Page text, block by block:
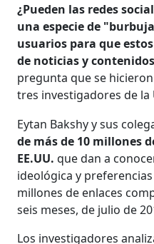
¿Pueden las redes
una especie de
usuarios para que
de noticias y
pregunta que se
tres investigadores de
Eytan Bakshy y sus
de más de 10 millones
EE.UU.que dan a
ideológica y
millones de enlaces
seis meses, de julio de
Los investigadores